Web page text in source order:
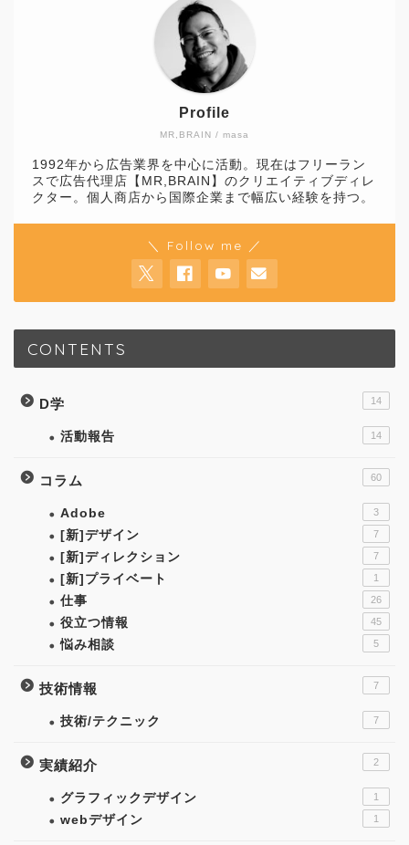
MR,BRAIN / masa
Profile
1992年から広告業界を中心に活動。現在はフリーラン
スで広告代理店【MR,BRAIN】のクリエイティブディレ
クター。個人商店から国際企業まで幅広い経験を持つ。
＼ Follow me ／
CONTENTS
D学 14
活動報告 14
コラム 60
Adobe 3
[新]デザイン 7
[新]ディレクション 7
[新]プライベート 1
仕事 26
役立つ情報 45
悩み相談 5
技術情報 7
技術/テクニック 7
実績紹介 2
グラフィックデザイン 1
webデザイン 1